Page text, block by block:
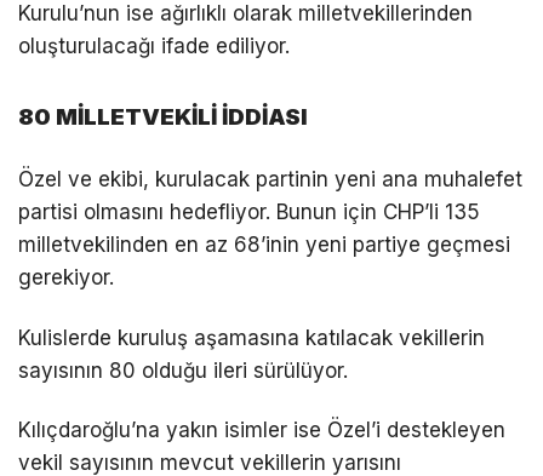
Kurulu’nun ise ağırlıklı olarak milletvekillerinden
oluşturulacağı ifade ediliyor.
80 MİLLETVEKİLİ İDDİASI
Özel ve ekibi, kurulacak partinin yeni ana muhalefet
partisi olmasını hedefliyor. Bunun için CHP’li 135
milletvekilinden en az 68’inin yeni partiye geçmesi
gerekiyor.
Kulislerde kuruluş aşamasına katılacak vekillerin
sayısının 80 olduğu ileri sürülüyor.
Kılıçdaroğlu’na yakın isimler ise Özel’i destekleyen
vekil sayısının mevcut vekillerin yarısını